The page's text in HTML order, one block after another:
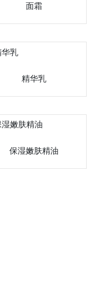
面霜
精华乳
保湿嫩肤精油